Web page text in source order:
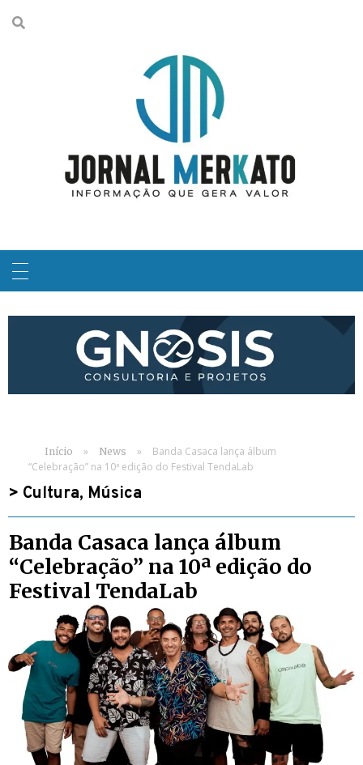
Início » News »
Banda Casaca lança álbum
“Celebração” na 10ª edição do Festival TendaLab
> Cultura, Música
Banda Casaca lança álbum
“Celebração” na 10ª edição do
Festival TendaLab